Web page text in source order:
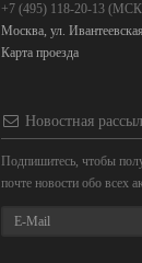
+7 (495) 118-20-13
Москва, ул.
Карта проезда
Новостная
Подпишитесь, чтобы
почте новости обо всех